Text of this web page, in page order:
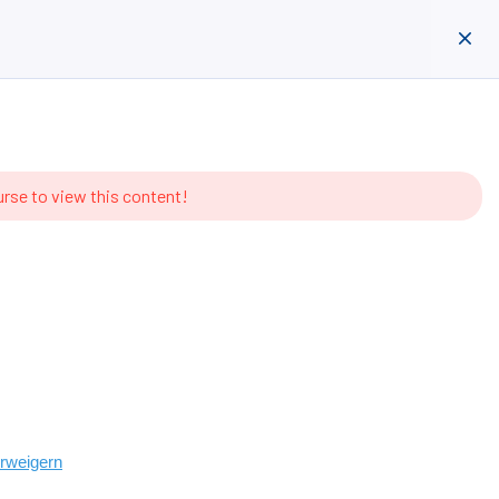
Registrieren
to view this content!